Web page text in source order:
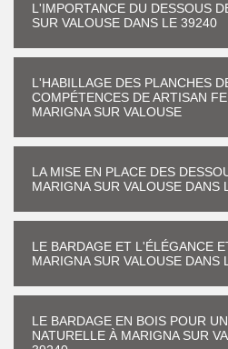
L'IMPORTANCE DU DESSOUS
SUR VALOUSE DANS LE 39240
L'HABILLAGE DES PLANCHES
COMPÉTENCES DE ARTISAN
MARIGNA SUR VALOUSE
LA MISE EN PLACE DES
MARIGNA SUR VALOUSE DANS
LE BARDAGE ET L'ÉLÉGANCE
MARIGNA SUR VALOUSE DANS
LE BARDAGE EN BOIS POUR
NATURELLE À MARIGNA SUR